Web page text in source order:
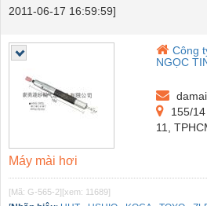
2011-06-17 16:59:59]
Công
NGỌC
155/
11,
Máy mài hơi
[Mã: G-565-2][xem: 11689]